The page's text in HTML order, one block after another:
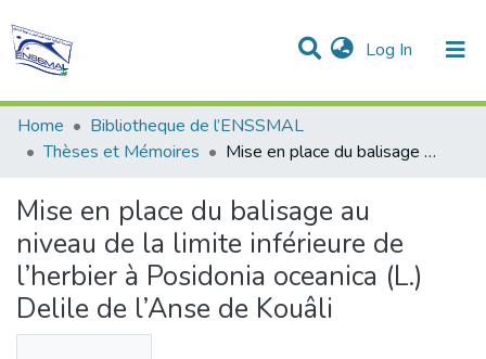
Log In (current)
Communities & Collections
Statistics
All of DSpace
Home
Bibliotheque de l’ENSSMAL
Thèses et Mémoires
Mise en place du balisage au niveau de la limite inférieure de l’herbier à Posidonia oceanica (L.) Delile de l’Anse de Kouâli
Mise en place du balisage au
niveau de la limite inférieure de
l’herbier à Posidonia oceanica (L.)
Delile de l’Anse de Kouâli